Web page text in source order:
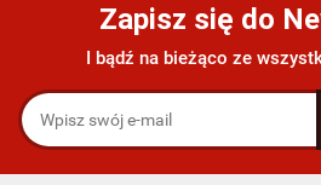
Zapisz się do
I bądź na bieżąco ze